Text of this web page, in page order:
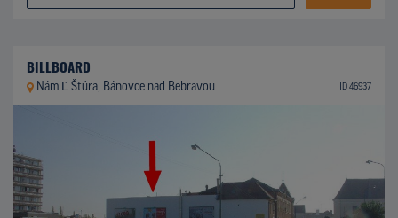
BILLBOARD
Nám.Ľ.Štúra, Bánovce nad Bebravou ID 46937